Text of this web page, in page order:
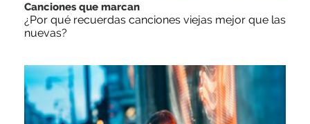
Canciones que marcan
¿Por qué recuerdas canciones viejas mejor que las
nuevas?